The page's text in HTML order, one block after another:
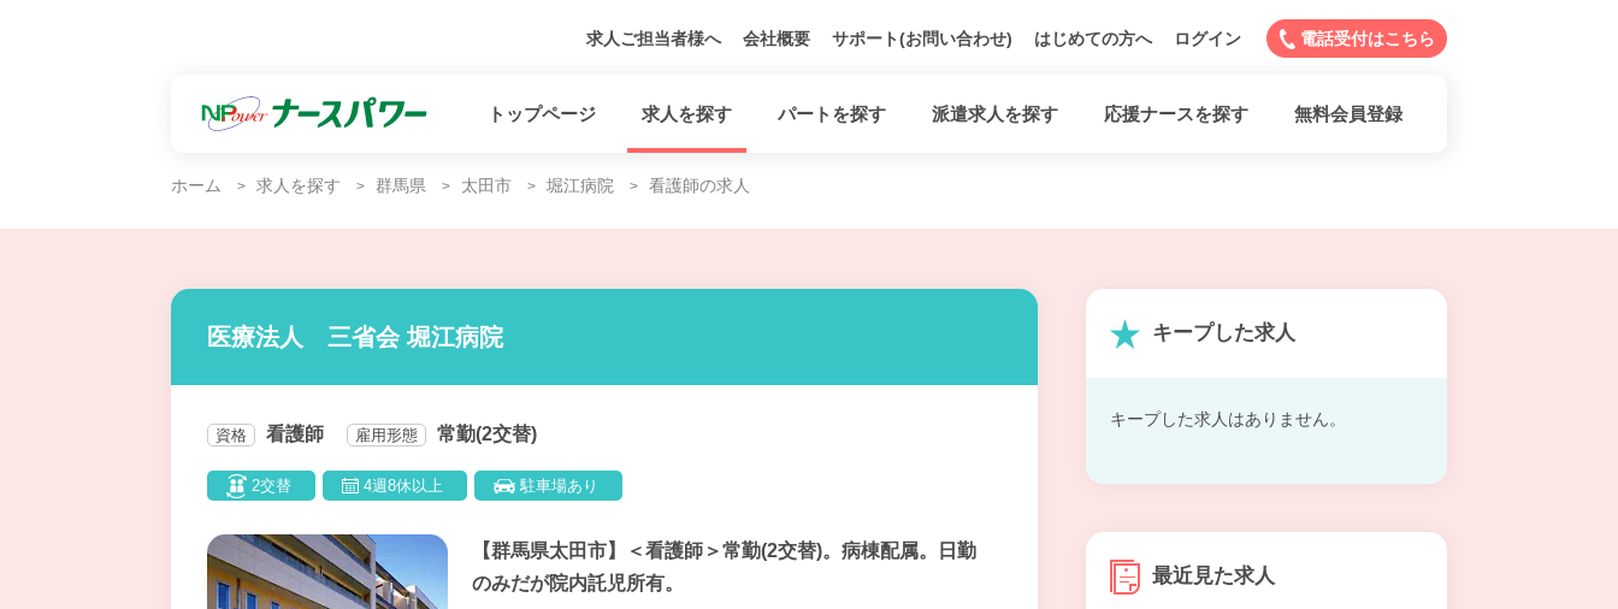
求人ご担当者様へ 会社概要 サポート(お問い合わせ) はじめての方へ ログイン 電話受付はこちら
トップページ 求人を探す パートを探す 派遣求人を探す 応援ナースを探す 無料会員登録
ホーム 求人を探す 群馬県 太田市 堀江病院 看護師の求人
医療法人 三省会 堀江病院
資格 看護師 雇用形態 常勤(2交替)
2交替 4週8休以上 駐車場あり
【群馬県太田市】＜看護師＞常勤(2交替)。病棟配属。日勤
のみだが院内託児所有。
キープした求人
キープした求人はありません。
最近見た求人